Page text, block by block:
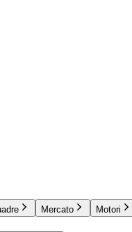
Mercato Motori